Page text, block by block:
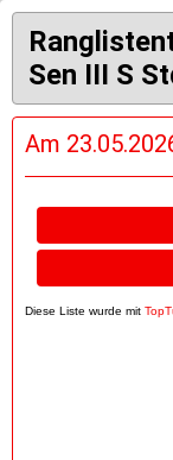
Sen III S
Am
Diese Liste wurde mit